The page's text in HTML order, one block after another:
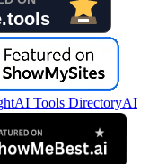
Tools DirectoryAI